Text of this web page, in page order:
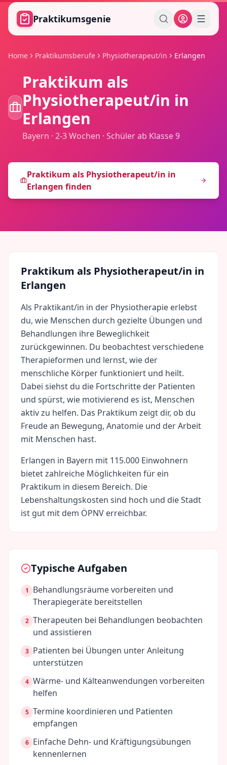
Zum Hauptinhalt springen
Praktikumsgenie
Home Praktikumsberufe Physiotherapeut/in Erlangen
Praktikum als
Physiotherapeut/in in
Erlangen
Bayern · 2-3 Wochen · Schüler ab Klasse 9
Praktikum als Physiotherapeut/in in
Erlangen finden
Praktikum als Physiotherapeut/in in
Erlangen
Als Praktikant/in in der Physiotherapie erlebst
du, wie Menschen durch gezielte Übungen und
Behandlungen ihre Beweglichkeit
zurückgewinnen. Du beobachtest verschiedene
Therapieformen und lernst, wie der
menschliche Körper funktioniert und heilt.
Dabei siehst du die Fortschritte der Patienten
und spürst, wie motivierend es ist, Menschen
aktiv zu helfen. Das Praktikum zeigt dir, ob du
Freude an Bewegung, Anatomie und der Arbeit
mit Menschen hast.
Erlangen in Bayern mit 115.000 Einwohnern
bietet zahlreiche Möglichkeiten für ein
Praktikum in diesem Bereich. Die
Lebenshaltungskosten sind hoch und die Stadt
ist gut mit dem ÖPNV erreichbar.
Typische Aufgaben
1
Behandlungsräume vorbereiten und
Therapiegeräte bereitstellen
2 Therapeuten bei Behandlungen beobachten
und assistieren
3 Patienten bei Übungen unter Anleitung
unterstützen
4 Wärme- und Kälteanwendungen vorbereiten
helfen
5 Termine koordinieren und Patienten
empfangen
6 Einfache Dehn- und Kräftigungsübungen
kennenlernen